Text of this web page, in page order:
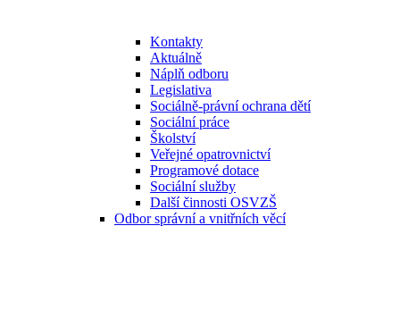
Kontakty
Aktuálně
Náplň odboru
Legislativa
Sociálně-právní ochrana dětí
Sociální práce
Školství
Veřejné opatrovnictví
Programové dotace
Sociální služby
Další činnosti OSVZŠ
Odbor správní a vnitřních věcí